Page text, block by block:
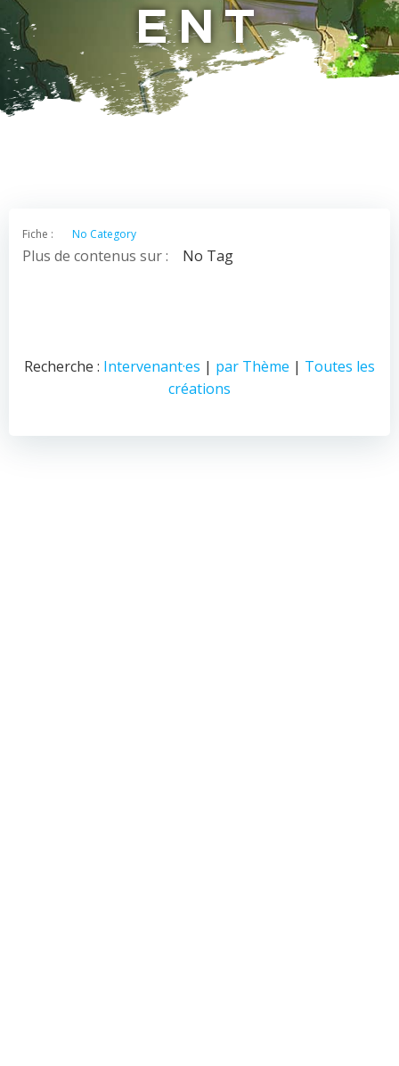
ENT
Fiche : No Category
Plus de contenus sur : No Tag
Recherche : Intervenant·es | par Thème | Toutes les
créations